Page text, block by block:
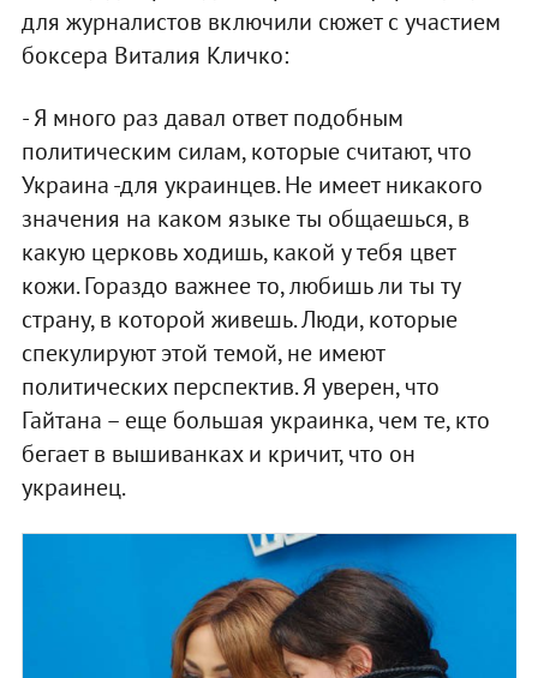
для журналистов включили сюжет с участием
боксера Виталия Кличко:
- Я много раз давал ответ подобным
политическим силам, которые считают, что
Украина -для украинцев. Не имеет никакого
значения на каком языке ты общаешься, в
какую церковь ходишь, какой у тебя цвет
кожи. Гораздо важнее то, любишь ли ты ту
страну, в которой живешь. Люди, которые
спекулируют этой темой, не имеют
политических перспектив. Я уверен, что
Гайтана – еще большая украинка, чем те, кто
бегает в вышиванках и кричит, что он
украинец.